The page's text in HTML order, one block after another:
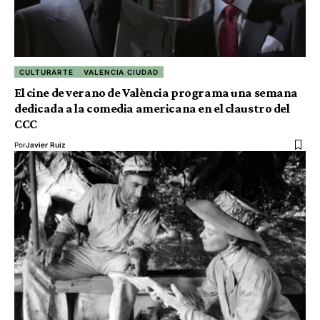
CULTURARTE VALENCIA CIUDAD
El cine de verano de València programa una semana
dedicada a la comedia americana en el claustro del
CCC
PorJavier Ruiz